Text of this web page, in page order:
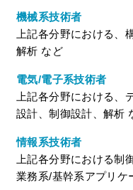
機械系技術者
上記各分野における、
解析 など
電気/電子系技術者
上記各分野における、
設計、制御設計、解析
情報系技術者
上記各分野における制
業務系/基幹系アプリケ